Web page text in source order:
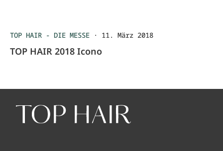
TOP HAIR - DIE MESSE · 11. März 2018
TOP HAIR 2018 Icono